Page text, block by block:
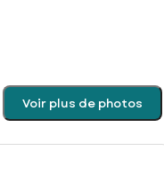
Voir plus de photos